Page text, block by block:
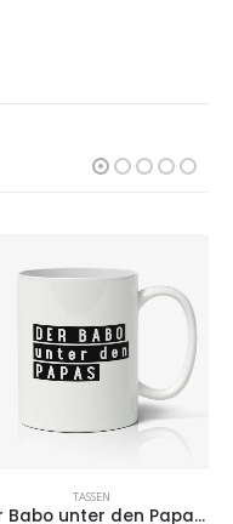
TASSEN
Der Babo unter den Papas – Tasse